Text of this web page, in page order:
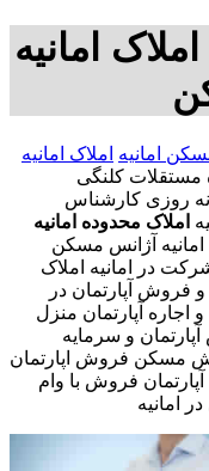
امانیه
امانیه املاک امانیه
مستقلات کلنگی
شبانه روزی کارشناس
املاک محدوده امانیه
امانیه آژانس مسکن
در امانیه املاک
و فروش آپارتمان در
و اجاره آپارتمان منزل
و سرمایه
مسکن فروش اپارتمان
فروش با وام
امانیه